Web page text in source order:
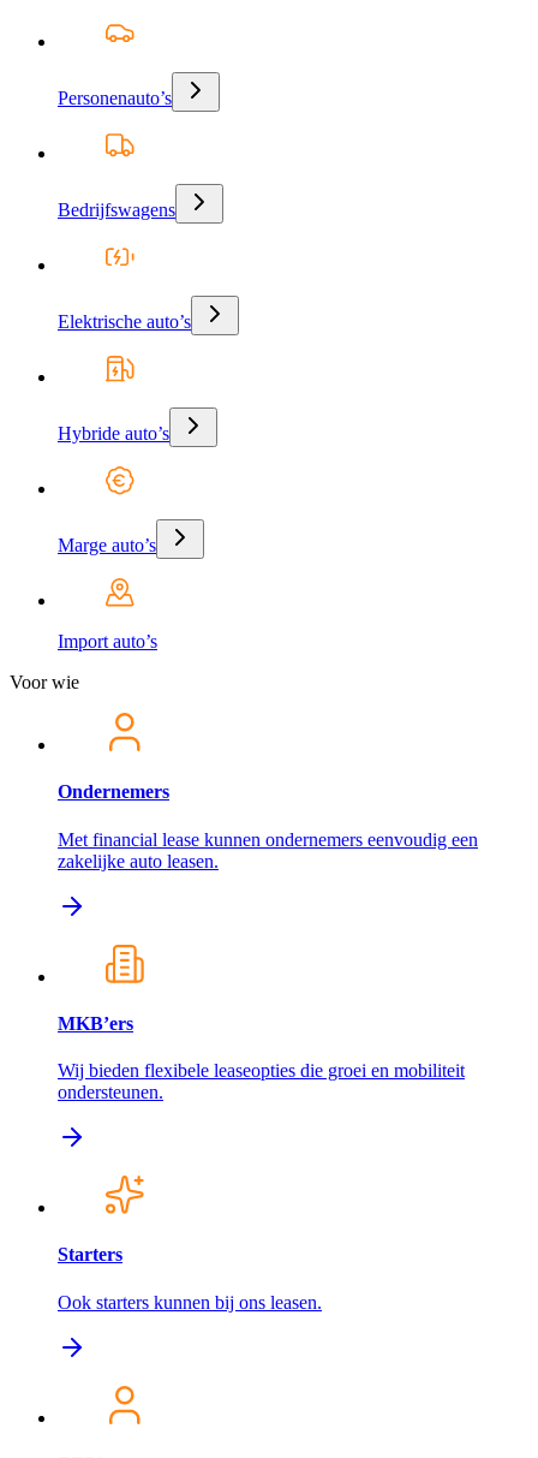
Personenauto’s
Bedrijfswagens
Elektrische auto’s
Hybride auto’s
Marge auto’s
Import auto’s
Voor wie
Ondernemers
Met financial lease kunnen ondernemers eenvoudig een
zakelijke auto leasen.
MKB’ers
Wij bieden flexibele leaseopties die groei en mobiliteit
ondersteunen.
Starters
Ook starters kunnen bij ons leasen.